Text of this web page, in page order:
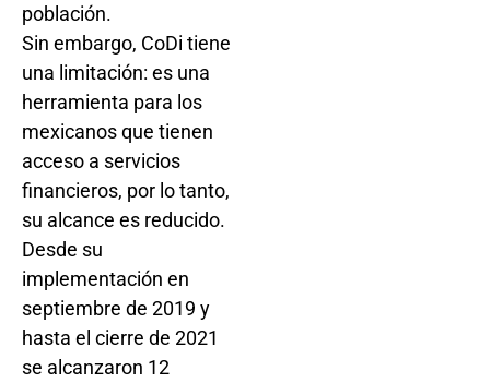
población.
Sin embargo, CoDi tiene
una limitación: es una
herramienta para los
mexicanos que tienen
acceso a servicios
financieros, por lo tanto,
su alcance es reducido.
Desde su
implementación en
septiembre de 2019 y
hasta el cierre de 2021
se alcanzaron 12